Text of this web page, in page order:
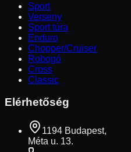
Sport
Verseny
Sport túra
Enduro
Chopper/Cruiser
Robogó
Cross
Classic
Elérhetőség
1194 Budapest,
Méta u. 13.